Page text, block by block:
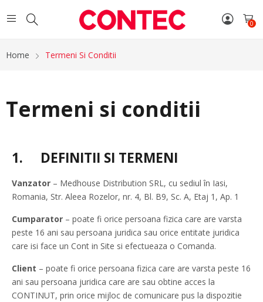
0
Home Termeni Si Conditii
Termeni si conditii
1. DEFINITII SI TERMENI
Vanzator – Medhouse Distribution SRL, cu sediul în Iasi,
Romania, Str. Aleea Rozelor, nr. 4, Bl. B9, Sc. A, Etaj 1, Ap. 1
Cumparator – poate fi orice persoana fizica care are varsta
peste 16 ani sau persoana juridica sau orice entitate juridica
care isi face un Cont in Site si efectueaza o Comanda.
Client – poate fi orice persoana fizica care are varsta peste 16
ani sau persoana juridica care are sau obtine acces la
CONTINUT, prin orice mijloc de comunicare pus la dispozitie